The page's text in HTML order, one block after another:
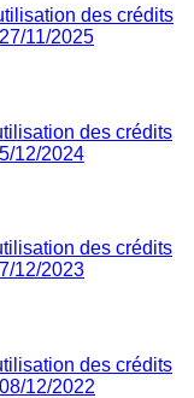
des crédits
11/2025
des crédits
12/2024
des crédits
12/2023
des crédits
12/2022